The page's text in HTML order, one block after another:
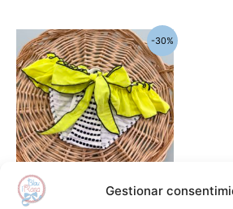
Gestionar
-30%
Baño
El
precio
original
era:
35,50€.
El
precio
actual
es:
24,85€.
Este
producto
tiene
múltiples
variantes.
Las
opciones